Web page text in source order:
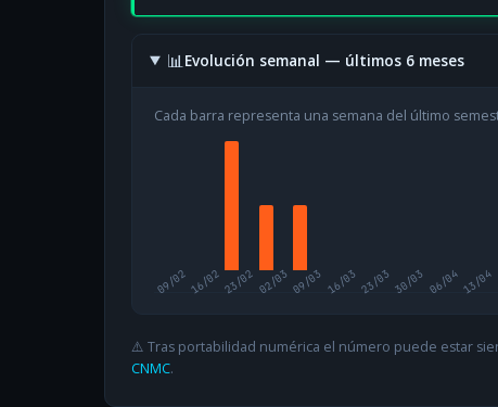
📊Evolución semanal — últimos 6 meses
Cada barra representa una semana del último
09/0216/0223/02 02/03 09/03 16/03 23/03 30/03 06/0413/04
⚠️ Tras portabilidad numérica el número puede estar
CNMC.